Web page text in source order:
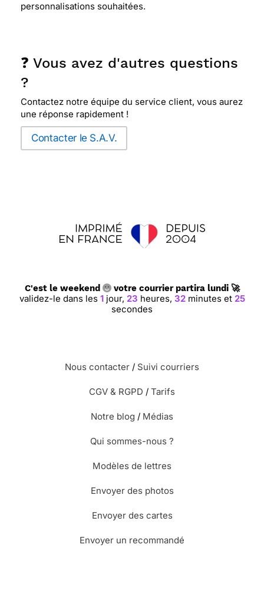
⭐⭐⭐⭐ Le 15/09/2021 : Super
⭐⭐⭐⭐⭐ Le 07/09/2021 : quand on habite comme
moi un endroit isolé c très bien de pouvoir
envoyer des cartes vœux anniversaire ou autre
⭐⭐⭐⭐
Le 23/06/2021 : Bien utile dans bien
certains cas merci
⭐⭐⭐⭐⭐ Le 03/06/2021 : Tres bien, rapide et
efficace.
⭐⭐⭐⭐⭐ Le 16/05/2021 : Super
l’envolée des oiseaux, ça me laisse rêveuse
Le 25/01/2021 : Beau graphisme..
solution idéale quand on a jamais de timbre
Le 12/12/2020 : Tres bien car le
personnalisations souhaitées.
❓ Vous avez d'autres questions
?
Contactez notre équipe du service client, vous aurez
une réponse rapidement !
Contacter le S.A.V.
C'est le weekend votre courrier partira lundi 🚀
validez-le dans les 1jour, 23 heures, 32minutes et 24
secondes
Nous contacter / Suivi courriers
CGV & RGPD / Tarifs
Notre blog / Médias
Qui sommes-nous ?
Modèles de lettres
Envoyer des photos
Envoyer des cartes
Envoyer un recommandé